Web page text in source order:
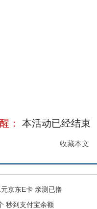
： 本活动已经结束
收藏本文
京东E卡 亲测已撸
秒到支付宝余额